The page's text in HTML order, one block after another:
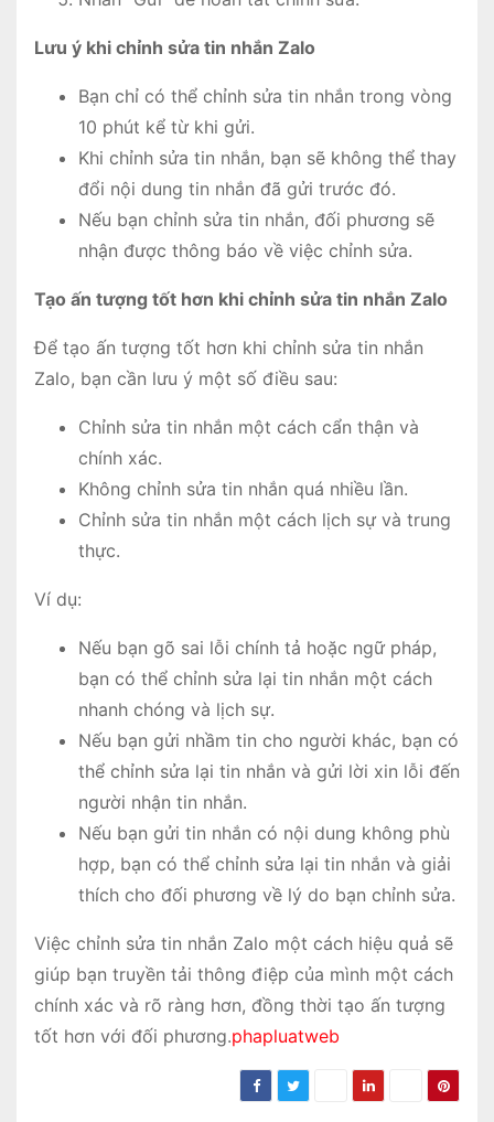
Lưu ý khi chỉnh sửa tin nhắn Zalo
Bạn chỉ có thể chỉnh sửa tin nhắn trong vòng
10 phút kể từ khi gửi.
Khi chỉnh sửa tin nhắn, bạn sẽ không thể thay
đổi nội dung tin nhắn đã gửi trước đó.
Nếu bạn chỉnh sửa tin nhắn, đối phương sẽ
nhận được thông báo về việc chỉnh sửa.
Tạo ấn tượng tốt hơn khi chỉnh sửa tin nhắn Zalo
Để tạo ấn tượng tốt hơn khi chỉnh sửa tin nhắn
Zalo, bạn cần lưu ý một số điều sau:
Chỉnh sửa tin nhắn một cách cẩn thận và
chính xác.
Không chỉnh sửa tin nhắn quá nhiều lần.
Chỉnh sửa tin nhắn một cách lịch sự và trung
thực.
Ví dụ:
Nếu bạn gõ sai lỗi chính tả hoặc ngữ pháp,
bạn có thể chỉnh sửa lại tin nhắn một cách
nhanh chóng và lịch sự.
Nếu bạn gửi nhầm tin cho người khác, bạn có
thể chỉnh sửa lại tin nhắn và gửi lời xin lỗi đến
người nhận tin nhắn.
Nếu bạn gửi tin nhắn có nội dung không phù
hợp, bạn có thể chỉnh sửa lại tin nhắn và giải
thích cho đối phương về lý do bạn chỉnh sửa.
Việc chỉnh sửa tin nhắn Zalo một cách hiệu quả sẽ
giúp bạn truyền tải thông điệp của mình một cách
chính xác và rõ ràng hơn, đồng thời tạo ấn tượng
tốt hơn với đối phương.phapluatweb